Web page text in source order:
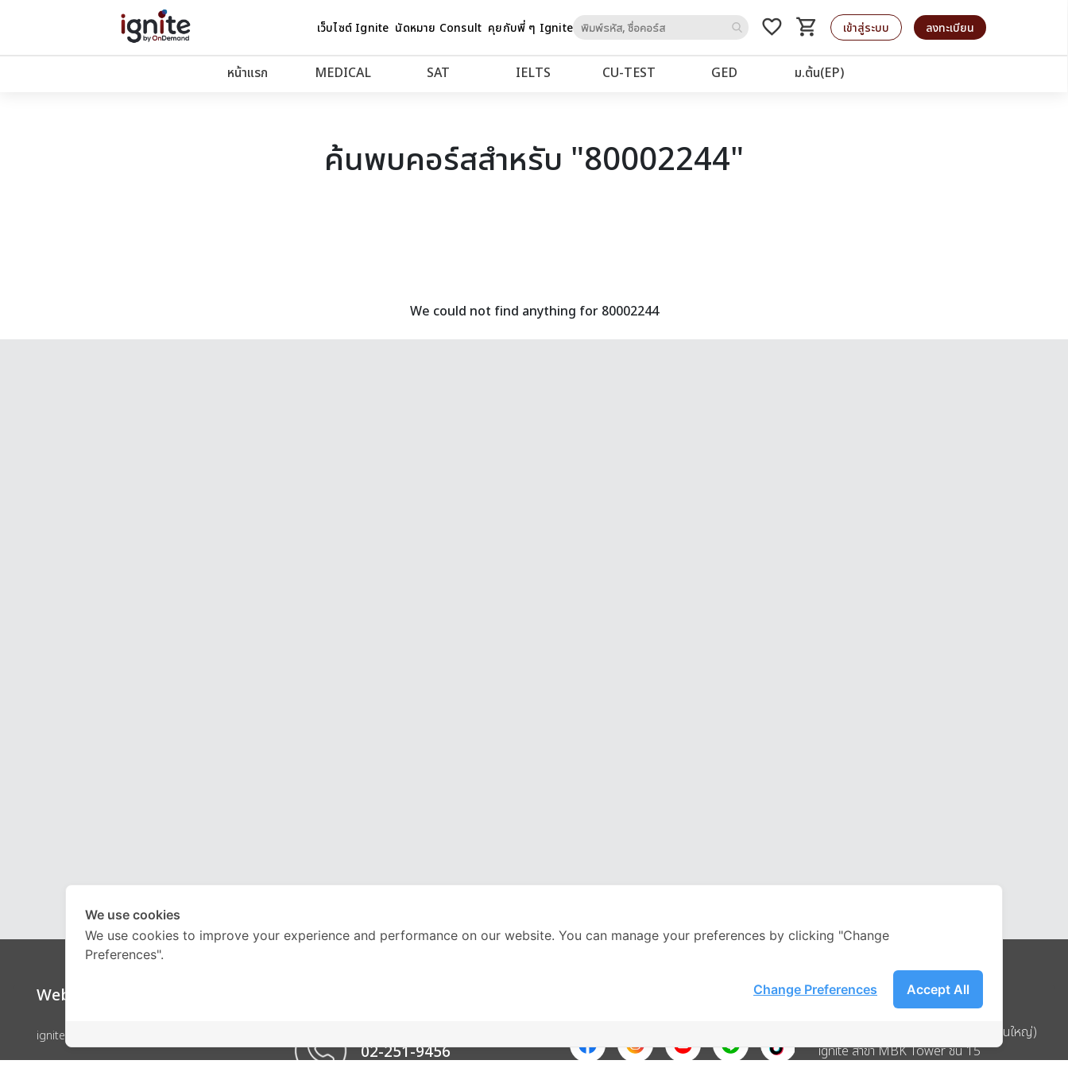
เว็บไซต์ Ignite นัดหมาย Consult คุยกับพี่ ๆ Igniteto
favorite_border shopping_cart
รถเข็น เข้าสู่ระบบ ลงทะเบียน
หน้าแรก MEDICAL SAT IELTS CU‑TEST GED ม.ต้น(EP)
ค้นพบคอร์สสำหรับ "80002244"
We could not find anything for 80002244
Website
ignite by OnDemand
02-251-9456
Address
บริษัท อิกไนท์ เอ สตาร์ จำกัด (สำนักงานใหญ่)
ignite สาขา MBK Tower ชั้น 15
We use cookies
We use cookies to improve your experience and performance on our website. You can manage your preferences by clicking "Change
Preferences".
Accept All
Change Preferences